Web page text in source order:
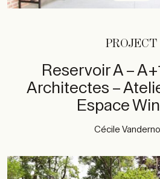
PROJECT
Reservoir A –
Architectes –
Espace
Cécile